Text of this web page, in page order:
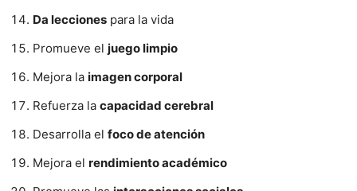
Da lecciones para la vida
Promueve el juego limpio
Mejora la imagen corporal
Refuerza la capacidad cerebral
Desarrolla el foco de atención
Mejora el rendimiento académico